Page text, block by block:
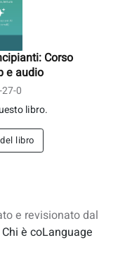
Corso
e audio
0
libro.
libro
e revisionato dal
Chi è coLanguage